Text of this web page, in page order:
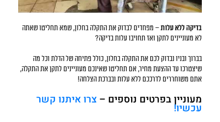
בדיקה ללא עלות– מפחדים לבדוק את התקלה בחלון, שמא תחליטו שאתה
לא מעוניינים לתקן ואז תחויבו עלות בדיקה?
בברוך ובניו נבדוק לכם את התקלה בחלון, כולל פתיחה של הדלת וכל מה
שיצטרכו עד ההצעת מחיר, אם תחליטו שאינכם מעוניינים לתקן את התקלה,
אתם משוחררים לדרככם ללא עלות ובברכת הצלחה!
מעוניין בפרטים נוספים –צרו איתנו קשר
עכשיו!